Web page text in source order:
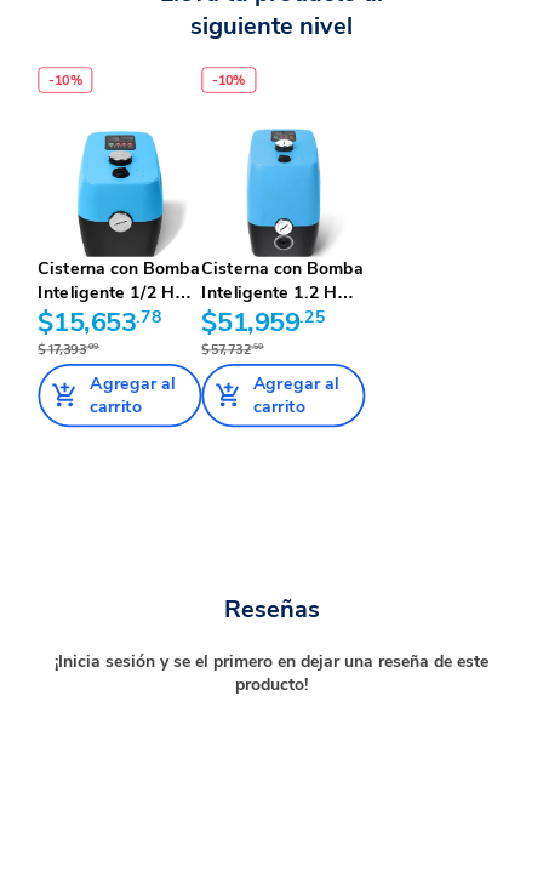
siguiente nivel
-10%
Cisterna con Bomba
Inteligente 1/2 HP
2,...
$15,653.78
$17,393.09
Agregar al
carrito
-10%
Cisterna con Bomba
Inteligente 1.2 HP
10...
$51,959.25
$57,732.50
Agregar al
carrito
Reseñas
¡Inicia sesión y se el primero en dejar una reseña de este
producto!